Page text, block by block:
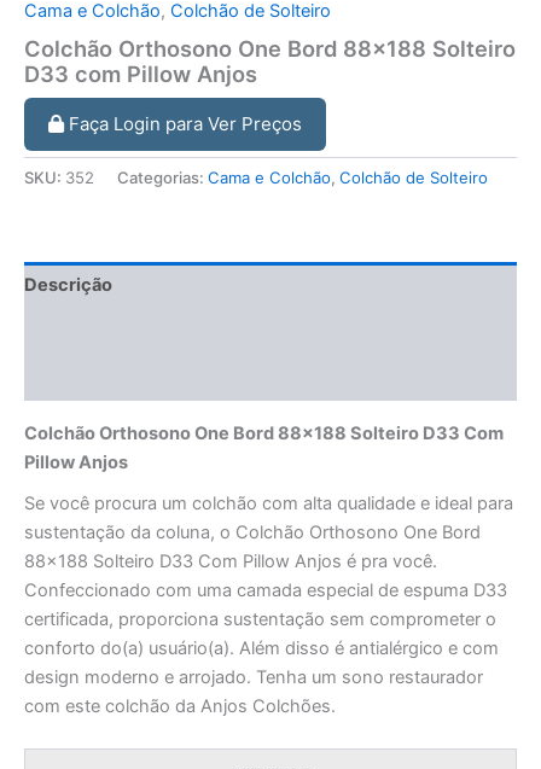
Cama e Colchão, Colchão de Solteiro
Colchão Orthosono One Bord 88×188 Solteiro
D33 com Pillow Anjos
Faça Login para Ver Preços
SKU: 352 Categorias: Cama e Colchão, Colchão de Solteiro
Descrição
Colchão Orthosono One Bord 88×188 Solteiro D33 Com
Pillow Anjos
Se você procura um colchão com alta qualidade e ideal para
sustentação da coluna, o Colchão Orthosono One Bord
88×188 Solteiro D33 Com Pillow Anjos é pra você.
Confeccionado com uma camada especial de espuma D33
certificada, proporciona sustentação sem comprometer o
conforto do(a) usuário(a). Além disso é antialérgico e com
design moderno e arrojado. Tenha um sono restaurador
com este colchão da Anjos Colchões.